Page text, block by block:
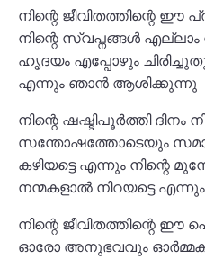
നിന്റെ ജീവിതത്തിന്റെ ഈ
നിന്റെ സ്വപ്നങ്ങൾ എല്ലാം
ഹൃദയം എപ്പോഴും
എന്നും ഞാൻ ആശിക്കുന്നു
നിന്റെ ഷഷ്ടിപൂർത്തി ദിനം
സന്തോഷത്തോടെയും
കഴിയട്ടെ എന്നും നിന്റെ
നന്മകളാൽ നിറയട്ടെ
നിന്റെ ജീവിതത്തിന്റെ ഈ
ഓരോ അനുഭവവും